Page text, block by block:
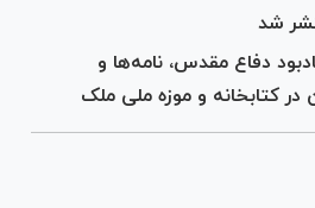
شد
دفاع مقدس، نامه‌ها و
در کتابخانه و موزه ملی ملک